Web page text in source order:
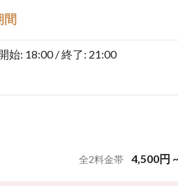
間
始: 18:00 / 終了: 21:00
全2料金帯 4,500円